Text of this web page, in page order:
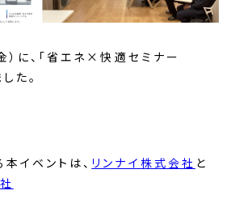
に、「省エネ×快適セミナー
た。
イベントは、 リンナイ株式会社 と